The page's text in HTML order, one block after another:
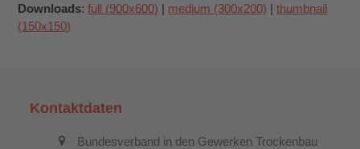
Downloads:full (900x600) | medium (300x200) |thumbnail
(150x150)
Kontaktdaten
Bundesverband in den Gewerken Trockenbau